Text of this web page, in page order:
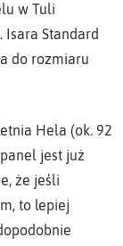
w Tuli
Isara Standard
do rozmiaru
Hela (ok. 92
jest już
że jeśli
to lepiej